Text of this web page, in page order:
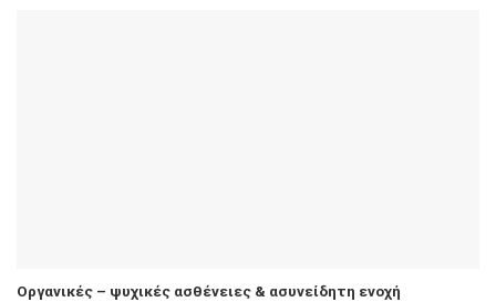
Οργανικές – ψυχικές ασθένειες & ασυνείδητη ενοχή